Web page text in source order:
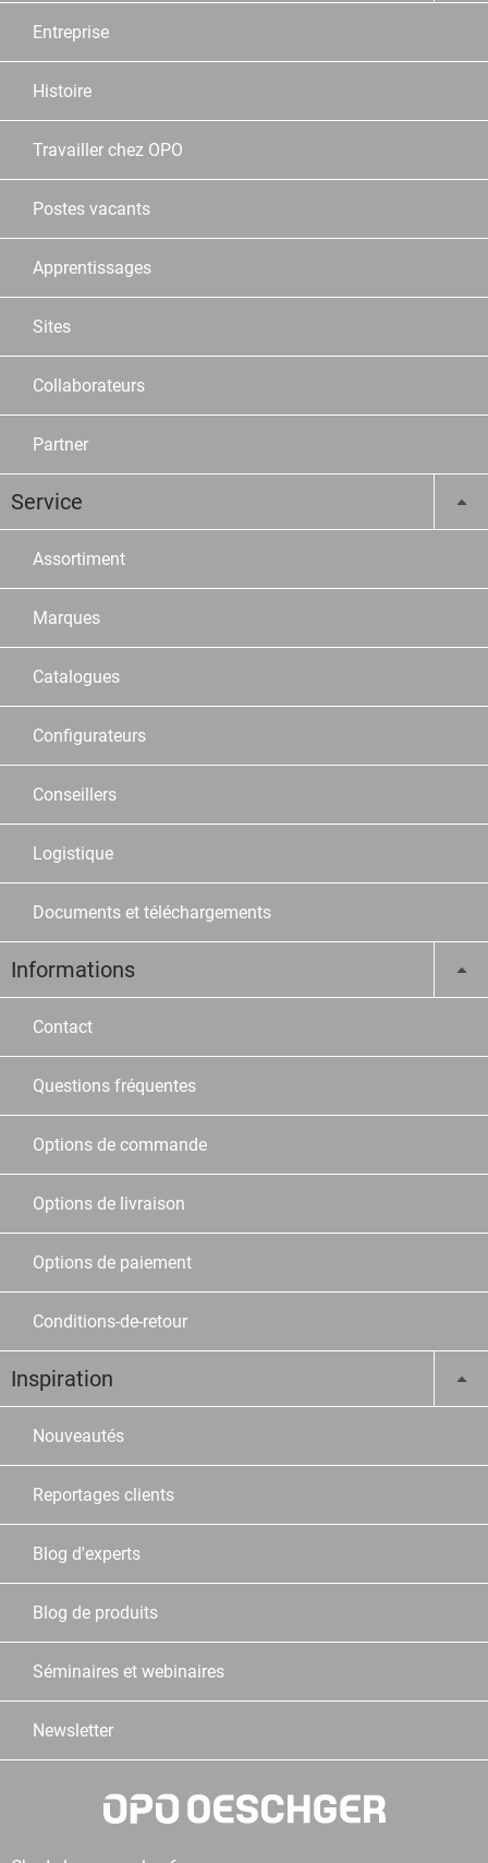
Entreprise
Histoire
Travailler chez OPO
Postes vacants
Apprentissages
Sites
Collaborateurs
Partner
Service
Assortiment
Marques
Catalogues
Configurateurs
Conseillers
Logistique
Documents et téléchargements
Informations
Contact
Questions fréquentes
Options de commande
Options de livraison
Options de paiement
Conditions-de-retour
Inspiration
Nouveautés
Reportages clients
Blog d'experts
Blog de produits
Séminaires et webinaires
Newsletter